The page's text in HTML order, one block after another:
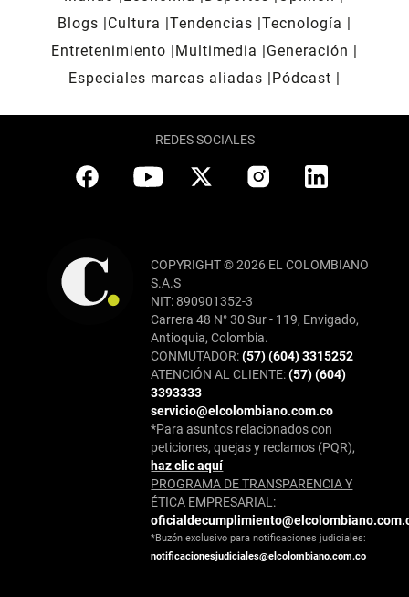
Blogs
Cultura Tendencias Tecnología
Entretenimiento
Multimedia
Generación
Especiales marcas aliadas
Pódcast
REDES SOCIALES
COPYRIGHT © 2026 EL COLOMBIANO
S.A.S
NIT: 890901352-3
Carrera 48 N° 30 Sur - 119, Envigado,
Antioquia, Colombia.
CONMUTADOR:(57) (604) 3315252
ATENCIÓN AL CLIENTE:(57) (604)
3393333
servicio@elcolombiano.com.co
*Para asuntos relacionados con
peticiones, quejas y reclamos (PQR),
haz clic aquí
PROGRAMA DE TRANSPARENCIA Y
ÉTICA EMPRESARIAL:
*Buzón exclusivo para notificaciones judiciales:
notificacionesjudiciales@elcolombiano.com.co